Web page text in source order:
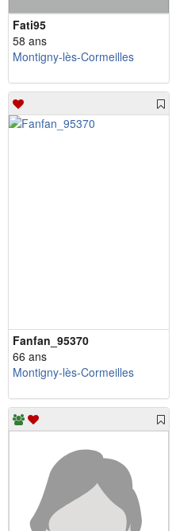
Fati95
58 ans
Montigny-lès-Cormeilles
Fanfan_95370
66 ans
Montigny-lès-Cormeilles